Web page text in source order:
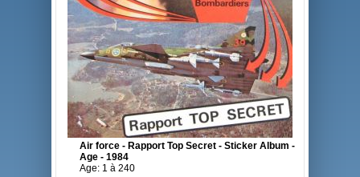
Air force - Rapport Top Secret - Sticker Album -
Age - 1984
Age: 1 à 240